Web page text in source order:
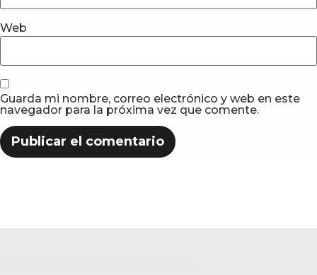
Web
Guarda mi nombre, correo electrónico y web en este
navegador para la próxima vez que comente.